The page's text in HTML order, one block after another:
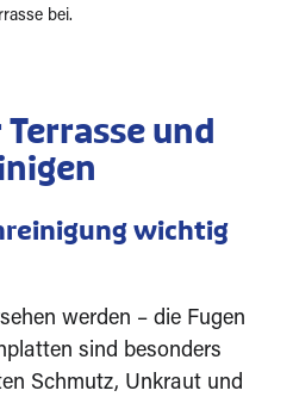
bei.
und
wichtig
werden – die Fugen
sind besonders
Schmutz, Unkraut und